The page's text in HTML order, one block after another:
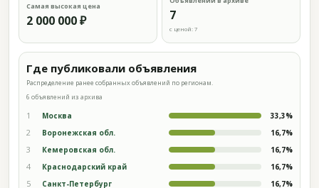
Самая высокая цена
2 000 000 ₽ 7
с ценой: 7
Где публиковали объявления
Распределение ранее собранных объявлений по регионам.
6 объявлений из архива
1 Москва 33,3%
2 Воронежская обл. 16,7%
3 Кемеровская обл. 16,7%
4 Краснодарский край 16,7%
5 Санкт-Петербург 16,7%